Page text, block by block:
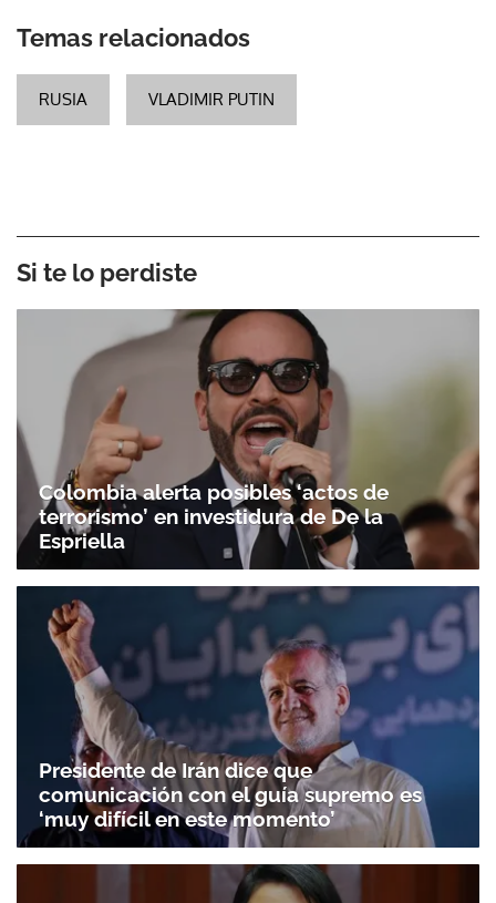
Temas relacionados
RUSIA VLADIMIR PUTIN
Si te lo perdiste
Colombia alerta posibles ‘actos de
terrorismo’ en investidura de De la
Espriella
Presidente de Irán dice que
comunicación con el guía supremo es
‘muy difícil en este momento’